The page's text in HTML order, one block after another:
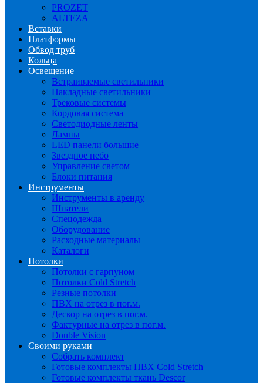
PROZET
ALTEZA
Вставки
Платформы
Обвод труб
Кольца
Освещение
Встраиваемые светильники
Накладные светильники
Трековые системы
Кордовая система
Светодиодные ленты
Лампы
LED панели большие
Звездное небо
Управление светом
Блоки питания
Инструменты
Инструменты в аренду
Шпатели
Спецодежда
Оборудование
Расходные материалы
Каталоги
Потолки
Потолки с гарпуном
Потолки Cold Stretch
Резные потолки
ПВХ на отрез в пог.м.
Дескор на отрез в пог.м.
Фактурные на отрез в пог.м.
Double Vision
Своими руками
Собрать комплект
Готовые комплекты ПВХ Cold Stretch
Готовые комплекты ткань Descor